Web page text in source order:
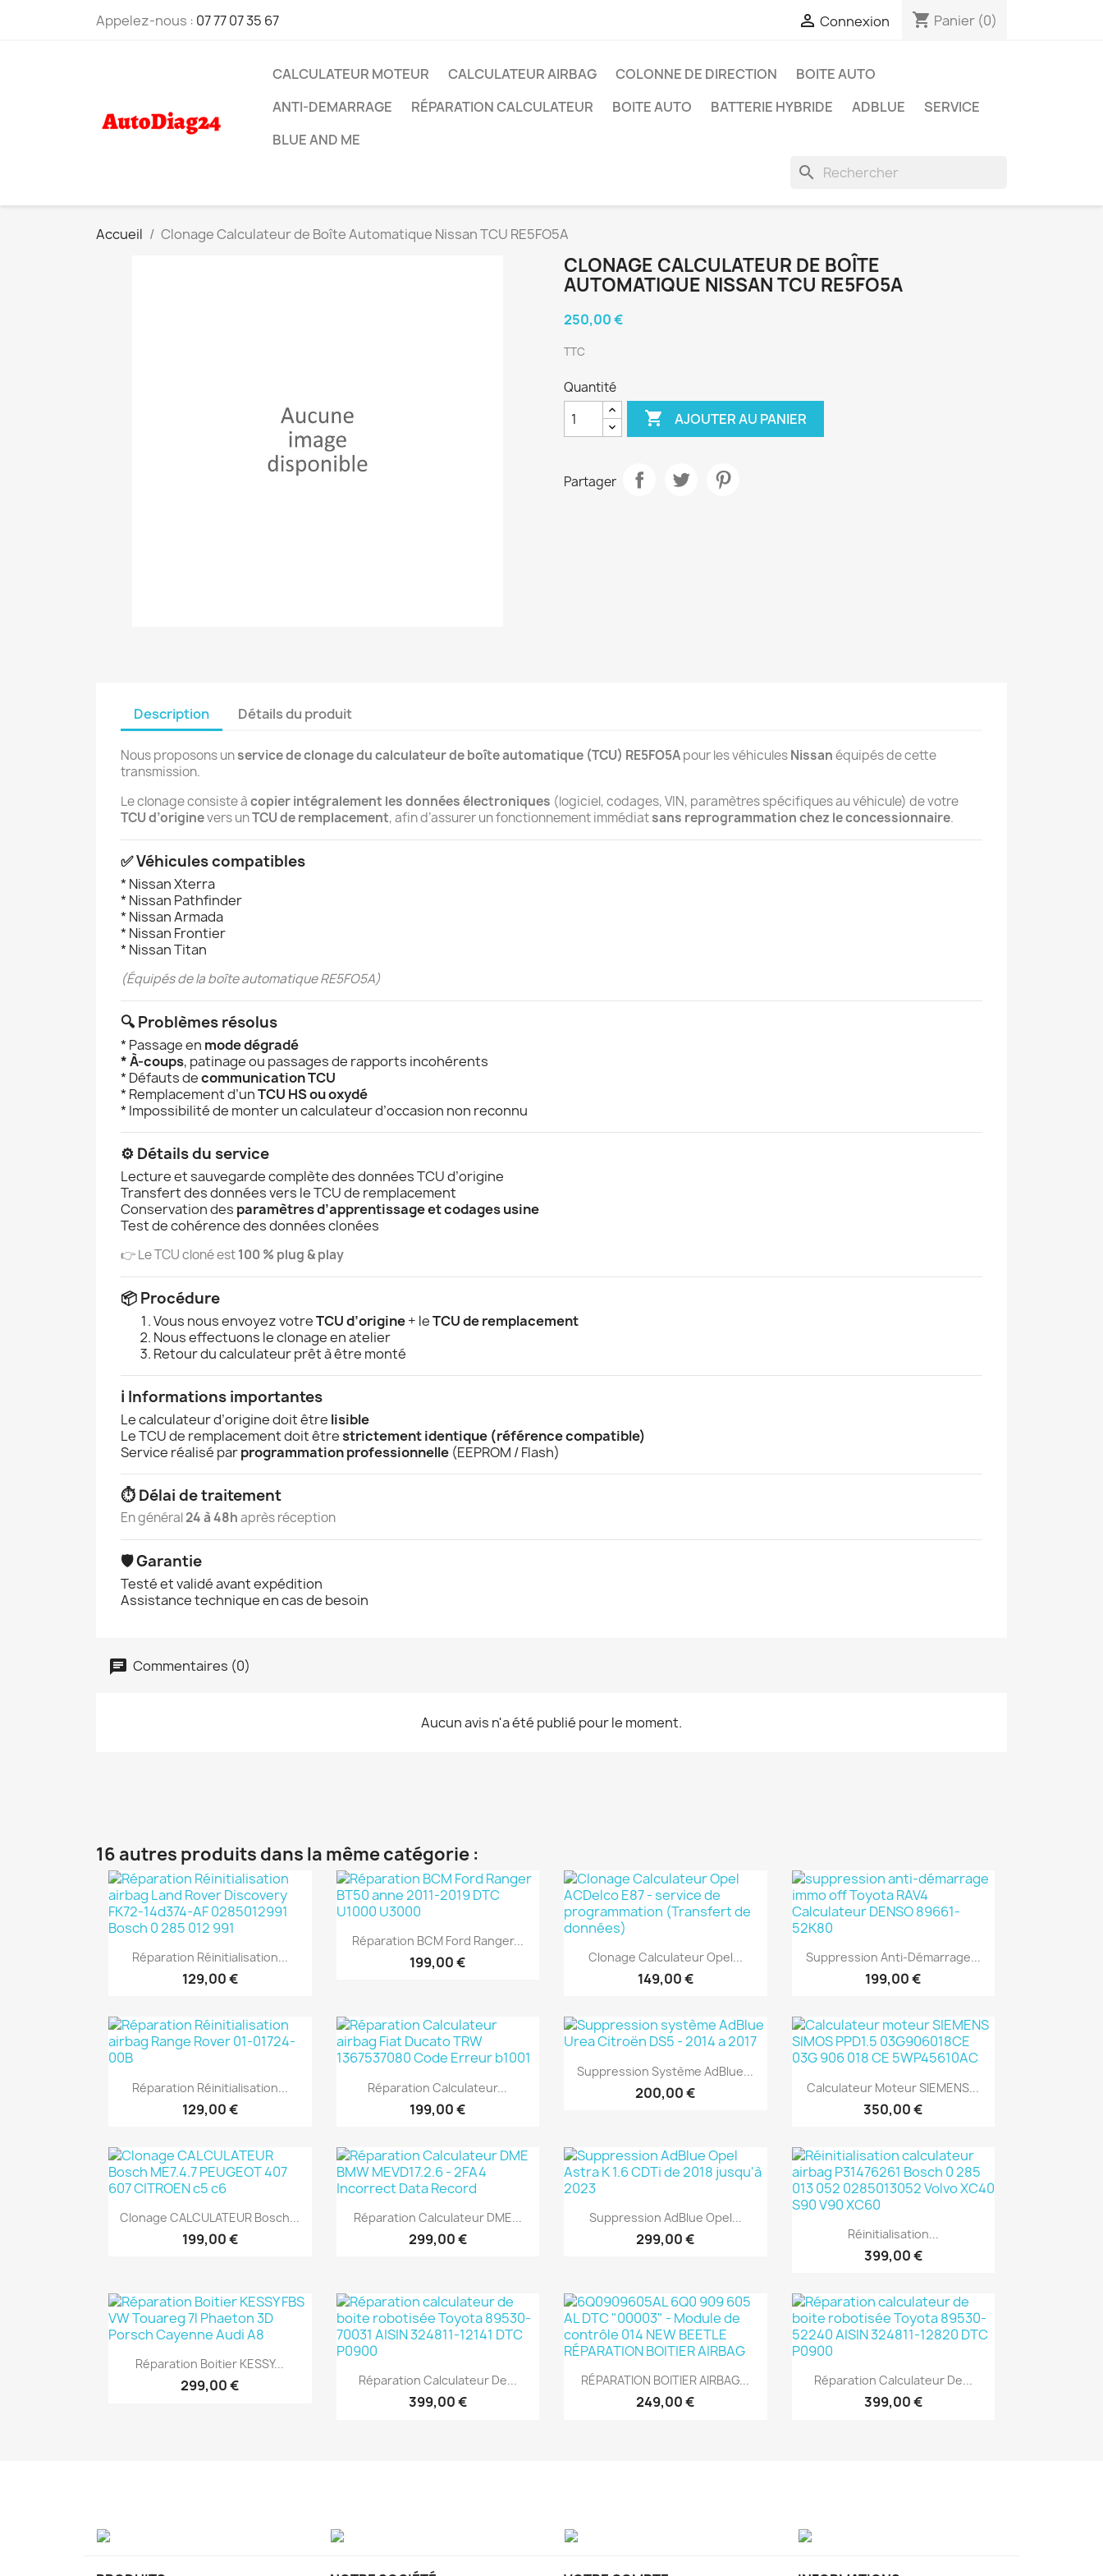
Appelez-nous : 07 77 07 35 67  Connexion shopping_cart Panier (0)
CALCULATEUR MOTEUR CALCULATEUR AIRBAG COLONNE DE DIRECTION
BOITE AUTO
ANTI-DEMARRAGE
RÉPARATION CALCULATEUR BOITE AUTO BATTERIE HYBRIDE ADBLUE
SERVICE
BLUE AND ME
search
Accueil Clonage Calculateur de Boîte Automatique Nissan TCU RE5FO5A
CLONAGE CALCULATEUR DE BOÎTE
AUTOMATIQUE NISSAN TCU RE5FO5A
250,00 €
TTC
Quantité
 AJOUTER AU PANIER
Partager
Description Détails du produit
Nous proposons unservice de clonage du calculateur de boîte automatique (TCU) RE5FO5Apour les véhiculesNissanéquipés de cette
transmission.
Le clonage consiste àcopier intégralement les données électroniques (logiciel, codages, VIN, paramètres spécifiques au véhicule) de votre
TCU d’originevers unTCU de remplacement, afin d’assurer un fonctionnement immédiatsans reprogrammation chez le concessionnaire.
✅ Véhicules compatibles
* Nissan Xterra
* Nissan Pathfinder
* Nissan Armada
* Nissan Frontier
* Nissan Titan
(Équipés de la boîte automatique RE5FO5A)
🔍 Problèmes résolus
* Passage en mode dégradé
* À-coups, patinage ou passages de rapports incohérents
* Défauts decommunication TCU
* Remplacement d’unTCU HS ou oxydé
* Impossibilité de monter un calculateur d’occasion non reconnu
⚙️ Détails du service
Lecture et sauvegarde complète des données TCU d’origine
Transfert des données vers le TCU de remplacement
Conservation des paramètres d’apprentissage et codages usine
Test de cohérence des données clonées
👉 Le TCU cloné est100 % plug & play
📦 Procédure
Vous nous envoyez votreTCU d’origine+ leTCU de remplacement
Nous effectuons le clonage en atelier
Retour du calculateur prêt à être monté
ℹ️ Informations importantes
Le calculateur d’origine doit être lisible
Le TCU de remplacement doit êtrestrictement identique (référence compatible)
Service réalisé parprogrammation professionnelle (EEPROM / Flash)
⏱️ Délai de traitement
En général24 à 48haprès réception
🛡️ Garantie
Testé et validé avant expédition
Assistance technique en cas de besoin
Commentaires (0)
Aucun avis n'a été publié pour le moment.
16 autres produits dans la même catégorie :
Aperçu rapide
Réparation Réinitialisation...
129,00 €
Aperçu rapide
Réparation BCM Ford Ranger...
199,00 € Aperçu rapide
Clonage Calculateur Opel...
149,00 €
Aperçu rapide
Suppression Anti-Démarrage...
199,00 €
Aperçu rapide
Réparation Réinitialisation...
129,00 €
Aperçu rapide
Réparation Calculateur...
199,00 €
Aperçu rapide
Suppression Système AdBlue...
200,00 € Aperçu rapide
Calculateur Moteur SIEMENS...
350,00 €
Aperçu rapide
Clonage CALCULATEUR Bosch...
199,00 €
Aperçu rapide
Réparation Calculateur DME...
299,00 €
Aperçu rapide
Suppression AdBlue Opel...
299,00 € Aperçu rapide
Réinitialisation...
399,00 €
Aperçu rapide
Réparation Boitier KESSY...
299,00 € Aperçu rapide
Réparation Calculateur De...
399,00 €
Aperçu rapide
RÉPARATION BOITIER AIRBAG...
249,00 €
Aperçu rapide
Réparation Calculateur De...
399,00 €